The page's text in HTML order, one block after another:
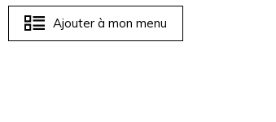
Ajouter à mon menu